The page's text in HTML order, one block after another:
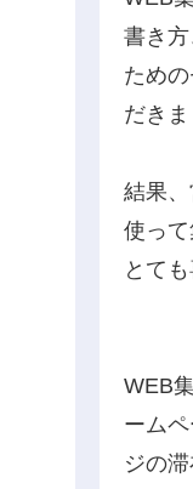
書き
ため
だきま
結果
使っ
とて
WEB
ーム
ジの